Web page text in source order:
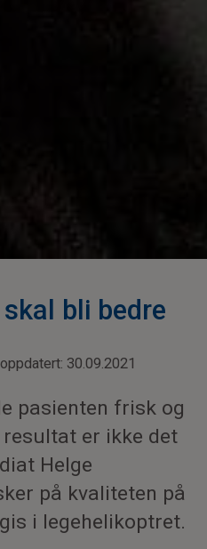
bli bedre
30.09.2021
pasienten frisk og
er ikke det
Helge
på kvaliteten på
i legehelikoptret.